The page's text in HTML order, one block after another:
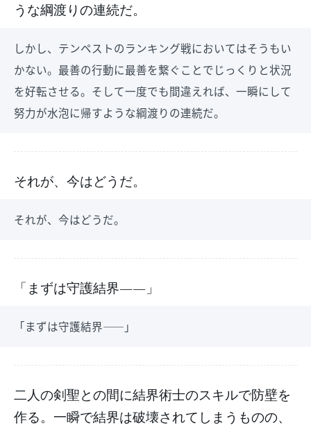
うな綱渡りの連続だ。
しかし、テンペストのランキング戦においてはそうもい
かない。最善の行動に最善を繋ぐことでじっくりと状況
を好転させる。そして一度でも間違えれば、一瞬にして
努力が水泡に帰すような綱渡りの連続だ。
それが、今はどうだ。
それが、今はどうだ。
「まずは守護結界――」
「まずは守護結界――」
二人の剣聖との間に結界術士のスキルで防壁を
作る。一瞬で結界は破壊されてしまうものの、